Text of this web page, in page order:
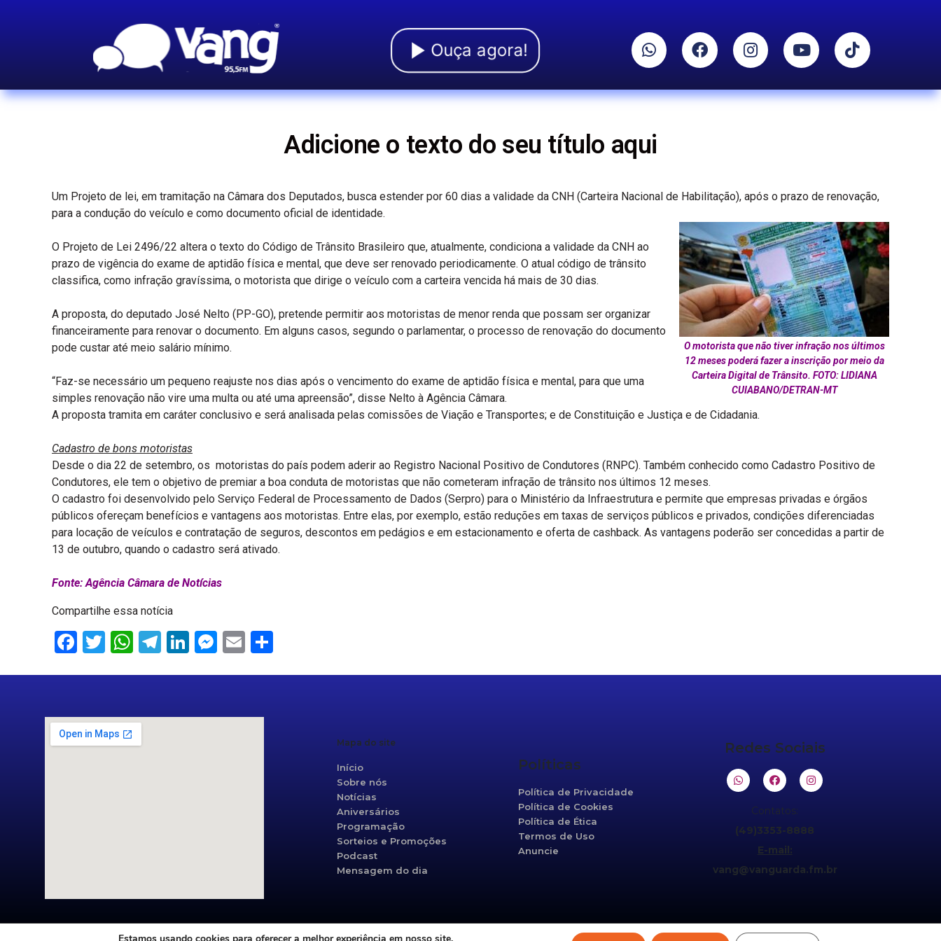
Ouça agora!
Adicione o texto do seu título aqui
Um Projeto de lei, em tramitação na Câmara dos Deputados, busca estender por 60 dias a validade da CNH (Carteira Nacional de Habilitação), após o prazo de renovação,
para a condução do veículo e como documento oficial de identidade.
O motorista que não tiver infração nos últimos
12 meses poderá fazer a inscrição por meio da
Carteira Digital de Trânsito. FOTO: LIDIANA
CUIABANO/DETRAN-MT
O Projeto de Lei 2496/22 altera o texto do Código de Trânsito Brasileiro que, atualmente, condiciona a validade da CNH ao
prazo de vigência do exame de aptidão física e mental, que deve ser renovado periodicamente. O atual código de trânsito
classifica, como infração gravíssima, o motorista que dirige o veículo com a carteira vencida há mais de 30 dias.
A proposta, do deputado José Nelto (PP-GO), pretende permitir aos motoristas de menor renda que possam ser organizar
financeiramente para renovar o documento. Em alguns casos, segundo o parlamentar, o processo de renovação do documento
pode custar até meio salário mínimo.
“Faz-se necessário um pequeno reajuste nos dias após o vencimento do exame de aptidão física e mental, para que uma
simples renovação não vire uma multa ou até uma apreensão”, disse Nelto à Agência Câmara.
A proposta tramita em caráter conclusivo e será analisada pelas comissões de Viação e Transportes; e de Constituição e Justiça e de Cidadania.
Cadastro de bons motoristas
Desde o dia 22 de setembro, os motoristas do país podem aderir ao Registro Nacional Positivo de Condutores (RNPC). Também conhecido como Cadastro Positivo de
Condutores, ele tem o objetivo de premiar a boa conduta de motoristas que não cometeram infração de trânsito nos últimos 12 meses.
O cadastro foi desenvolvido pelo Serviço Federal de Processamento de Dados (Serpro) para o Ministério da Infraestrutura e permite que empresas privadas e órgãos
públicos ofereçam benefícios e vantagens aos motoristas. Entre elas, por exemplo, estão reduções em taxas de serviços públicos e privados, condições diferenciadas
para locação de veículos e contratação de seguros, descontos em pedágios e em estacionamento e oferta de cashback. As vantagens poderão ser concedidas a partir de
13 de outubro, quando o cadastro será ativado.
Fonte: Agência Câmara de Notícias
Compartilhe essa notícia
Facebook
Twitter
WhatsApp
Telegram
LinkedIn
Messenger
Email
Mapa do site
Início
Sobre nós
Notícias
Aniversários
Programação
Sorteios e Promoções
Podcast
Mensagem do dia
Políticas
Política de Privacidade
Política de Cookies
Política de Ética
Termos de Uso
Anuncie
Redes Sociais
Contatos:
(49)3353-8888
E-mail:
vang@vanguarda.fm.br